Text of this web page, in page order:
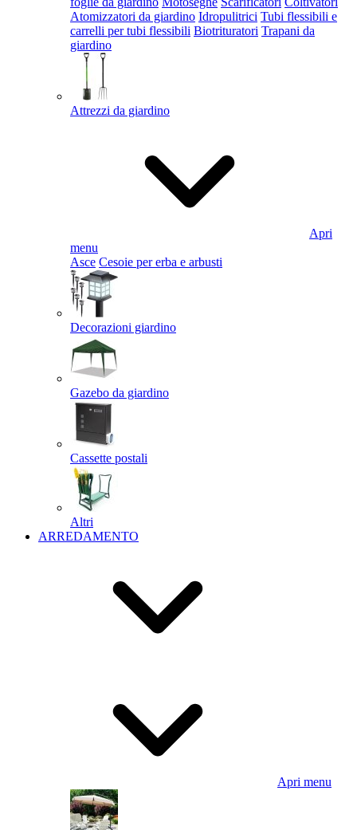
Atomizzatori da giardino Idropulitrici Tubi flessibili e
carrelli per tubi flessibili Biotrituratori Trapani da
giardino
Attrezzi da giardino
Apri
menu
Asce Cesoie per erba e arbusti
Decorazioni giardino
Gazebo da giardino
Cassette postali
Altri
ARREDAMENTO
Apri menu